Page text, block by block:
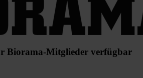
Biorama-Mitglieder verfügbar